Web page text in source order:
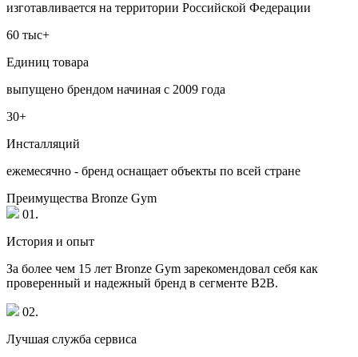
изготавливается на территории Российской Федерации
60 тыс+
Единиц товара
выпущено брендом начиная с 2009 года
30+
Инсталляций
ежемесячно - бренд оснащает объекты по всей стране
Преимущества Bronze Gym
01.
История и опыт
За более чем 15 лет Bronze Gym зарекомендовал себя как
проверенный и надежный бренд в сегменте B2B.
02.
Лучшая служба сервиса